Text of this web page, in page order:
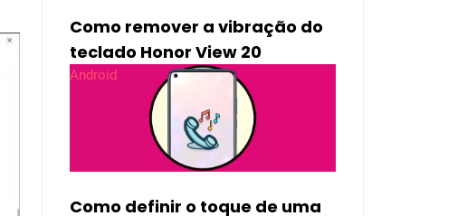
Como remover a vibração do
teclado Honor View 20
Android
Como definir o toque de uma